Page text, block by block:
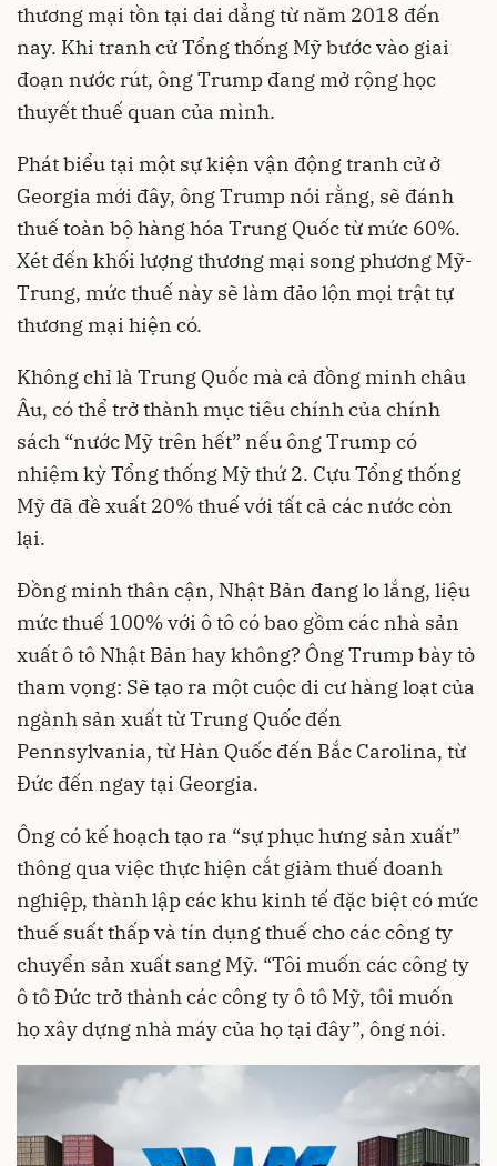
thương mại tồn tại dai dẳng từ năm 2018 đến
nay. Khi tranh cử Tổng thống Mỹ bước vào giai
đoạn nước rút, ông Trump đang mở rộng học
thuyết thuế quan của mình.
Phát biểu tại một sự kiện vận động tranh cử ở
Georgia mới đây, ông Trump nói rằng, sẽ đánh
thuế toàn bộ hàng hóa Trung Quốc từ mức 60%.
Xét đến khối lượng thương mại song phương Mỹ-
Trung, mức thuế này sẽ làm đảo lộn mọi trật tự
thương mại hiện có.
Không chỉ là Trung Quốc mà cả đồng minh châu
Âu, có thể trở thành mục tiêu chính của chính
sách “nước Mỹ trên hết” nếu ông Trump có
nhiệm kỳ Tổng thống Mỹ thứ 2. Cựu Tổng thống
Mỹ đã đề xuất 20% thuế với tất cả các nước còn
lại.
Đồng minh thân cận, Nhật Bản đang lo lắng, liệu
mức thuế 100% với ô tô có bao gồm các nhà sản
xuất ô tô Nhật Bản hay không? Ông Trump bày tỏ
tham vọng: Sẽ tạo ra một cuộc di cư hàng loạt của
ngành sản xuất từ ​​Trung Quốc đến
Pennsylvania, từ Hàn Quốc đến Bắc Carolina, từ
Đức đến ngay tại Georgia.
Ông có kế hoạch tạo ra “sự phục hưng sản xuất”
thông qua việc thực hiện cắt giảm thuế doanh
nghiệp, thành lập các khu kinh tế đặc biệt có mức
thuế suất thấp và tín dụng thuế cho các công ty
chuyển sản xuất sang Mỹ. “Tôi muốn các công ty
ô tô Đức trở thành các công ty ô tô Mỹ, tôi muốn
họ xây dựng nhà máy của họ tại đây”, ông nói.